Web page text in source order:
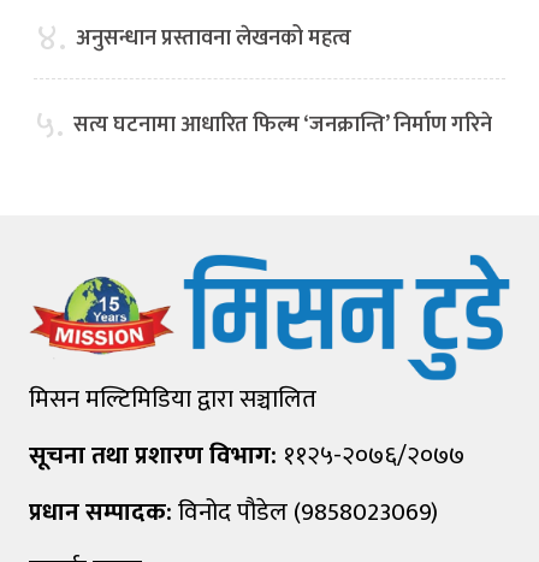
४. अनुसन्धान प्रस्तावना लेखनको महत्व
५. सत्य घटनामा आधारित फिल्म ‘जनक्रान्ति’ निर्माण गरिने
मिसन मल्टिमिडिया द्वारा सञ्चालित
सूचना तथा प्रशारण विभाग: ११२५-२०७६/२०७७
प्रधान सम्पादक:विनोद पौडेल (9858023069)